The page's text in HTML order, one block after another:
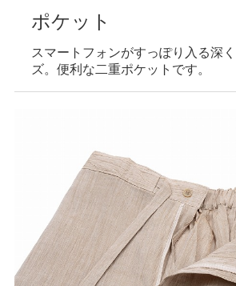
ポケット
スマートフォンがすっぽり入る深
ズ。便利な二重ポケットです。